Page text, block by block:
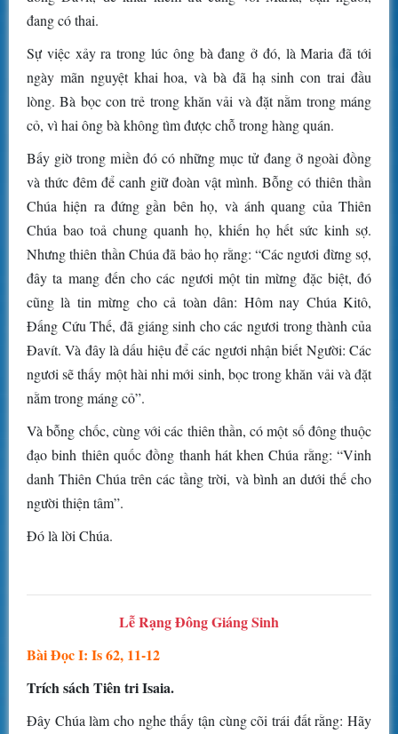
đang có thai.
Sự việc xảy ra trong lúc ông bà đang ở đó, là Maria đã tới
ngày mãn nguyệt khai hoa, và bà đã hạ sinh con trai đầu
lòng. Bà bọc con trẻ trong khăn vải và đặt nằm trong máng
cỏ, vì hai ông bà không tìm được chỗ trong hàng quán.
Bấy giờ trong miền đó có những mục tử đang ở ngoài đồng
và thức đêm để canh giữ đoàn vật mình. Bỗng có thiên thần
Chúa hiện ra đứng gần bên họ, và ánh quang của Thiên
Chúa bao toả chung quanh họ, khiến họ hết sức kinh sợ.
Nhưng thiên thần Chúa đã bảo họ rằng: “Các ngươi đừng sợ,
đây ta mang đến cho các ngươi một tin mừng đặc biệt, đó
cũng là tin mừng cho cả toàn dân: Hôm nay Chúa Kitô,
Ðấng Cứu Thế, đã giáng sinh cho các ngươi trong thành của
Ðavít. Và đây là dấu hiệu để các ngươi nhận biết Người: Các
ngươi sẽ thấy một hài nhi mới sinh, bọc trong khăn vải và đặt
nằm trong máng cỏ”.
Và bỗng chốc, cùng với các thiên thần, có một số đông thuộc
đạo binh thiên quốc đồng thanh hát khen Chúa rằng: “Vinh
danh Thiên Chúa trên các tầng trời, và bình an dưới thế cho
người thiện tâm”.
Ðó là lời Chúa.
Lễ Rạng Ðông Giáng Sinh
Bài Ðọc I: Is 62, 11-12
Trích sách Tiên tri Isaia.
Ðây Chúa làm cho nghe thấy tận cùng cõi trái đất rằng: Hãy